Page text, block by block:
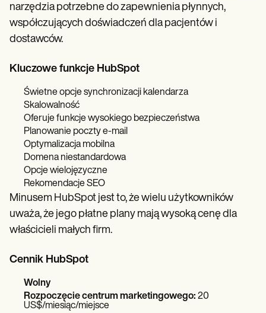
narzędzia potrzebne do zapewnienia płynnych,
współczujących doświadczeń dla pacjentów i
dostawców.
Kluczowe funkcje HubSpot
Świetne opcje synchronizacji kalendarza
Skalowalność
Oferuje funkcje wysokiego bezpieczeństwa
Planowanie poczty e-mail
Optymalizacja mobilna
Domena niestandardowa
Opcje wielojęzyczne
Rekomendacje SEO
Minusem HubSpot jest to, że wielu użytkowników
uważa, że jego płatne plany mają wysoką cenę dla
właścicieli małych firm.
Cennik HubSpot
Wolny
Rozpoczęcie centrum marketingowego: 20
US$/miesiąc/miejsce